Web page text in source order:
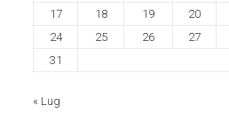
17
18 19 20
24
25 26 27
31
« Lug